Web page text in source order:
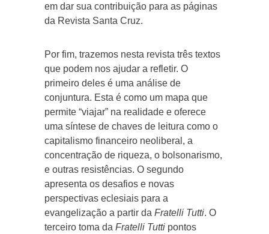
em dar sua contribuição para as páginas
da Revista Santa Cruz.
Por fim, trazemos nesta revista três textos
que podem nos ajudar a refletir. O
primeiro deles é uma análise de
conjuntura. Esta é como um mapa que
permite “viajar” na realidade e oferece
uma síntese de chaves de leitura como o
capitalismo financeiro neoliberal, a
concentração de riqueza, o bolsonarismo,
e outras resistências. O segundo
apresenta os desafios e novas
perspectivas eclesiais para a
evangelização a partir da Fratelli Tutti. O
terceiro toma da Fratelli Tutti pontos